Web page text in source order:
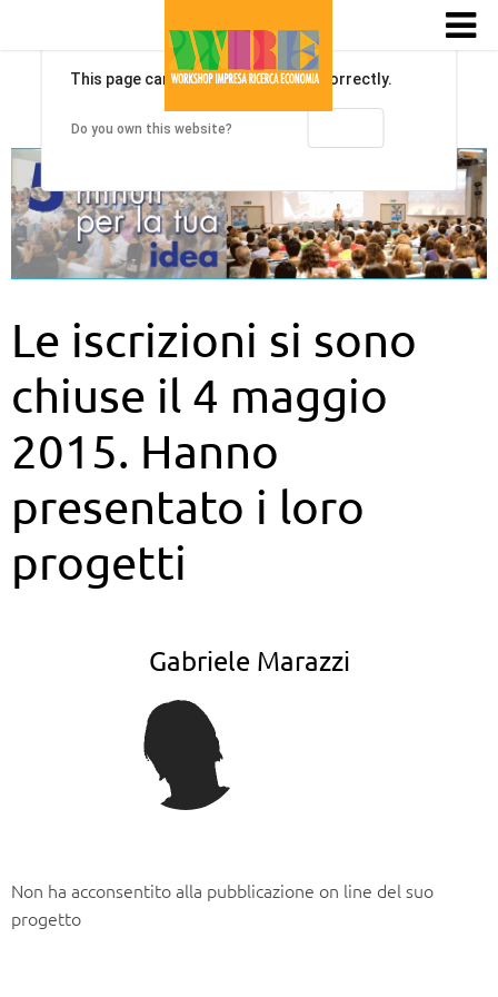
Le iscrizioni si sono
chiuse il 4 maggio
2015. Hanno
presentato i loro
progetti
Gabriele Marazzi
Non ha acconsentito alla pubblicazione on line del suo
progetto
This page can't load Google Maps correctly.
Do you own this website?